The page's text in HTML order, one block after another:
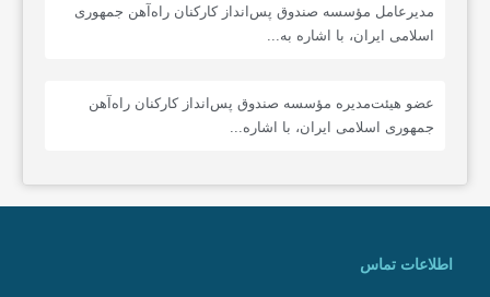
مدیرعامل مؤسسه صندوق پس‌انداز کارکنان راه‌آهن جمهوری
اسلامی ایران، با اشاره به...
عضو هیئت‌مدیره مؤسسه صندوق پس‌انداز کارکنان راه‌آهن
جمهوری اسلامی ایران، با اشاره...
اطلاعات تماس